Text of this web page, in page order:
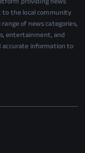
to the local community
of news categories,
entertainment, and
accurate information to